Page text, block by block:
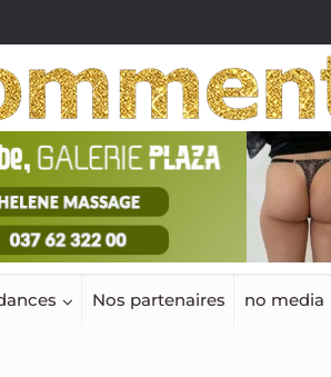
Nos partenaires no media